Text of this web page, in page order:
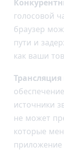
голосовой
браузер
пути и
как ваши
источники
не может
которые
приложение